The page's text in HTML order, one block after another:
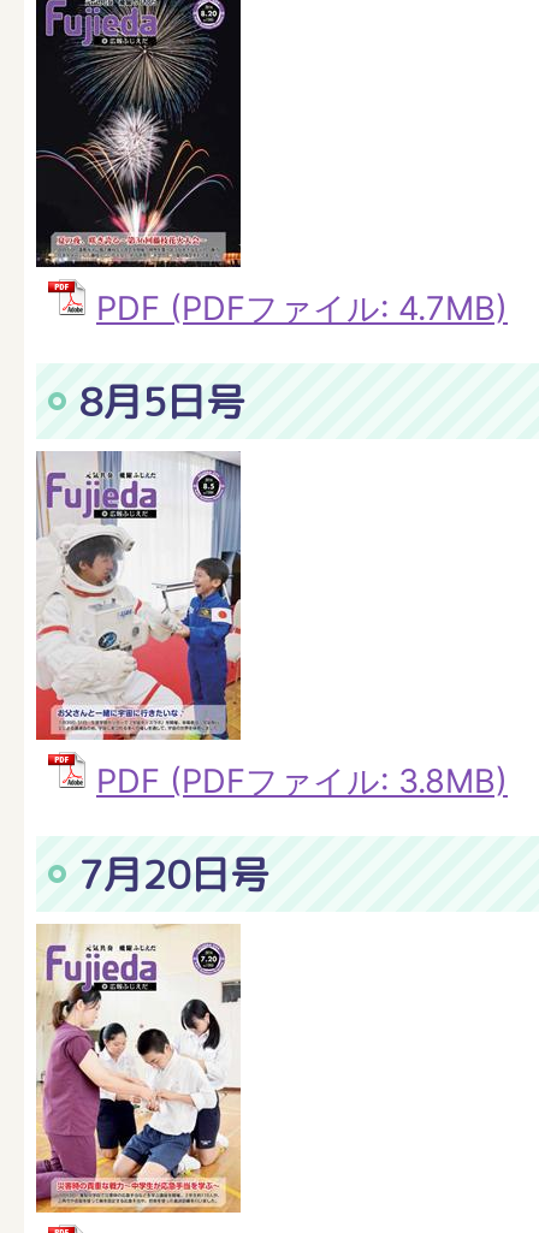
PDF (PDFファイル: 4.7MB)
8月5日号
PDF (PDFファイル: 3.8MB)
7月20日号